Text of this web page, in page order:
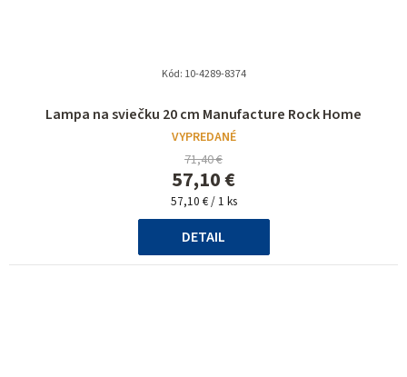
Lampa na sviečku 20 cm Manufacture Rock Home
VYPREDANÉ
57,10 €
71,40 €
Jednotková
cena:
57,10 € / 1 ks
DETAIL
Kód: 10-4289-8374